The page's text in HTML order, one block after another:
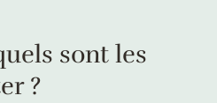
sont les
?